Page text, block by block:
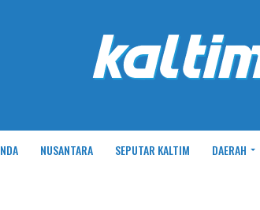
NUSANTARA SEPUTAR KALTIM DAERAH